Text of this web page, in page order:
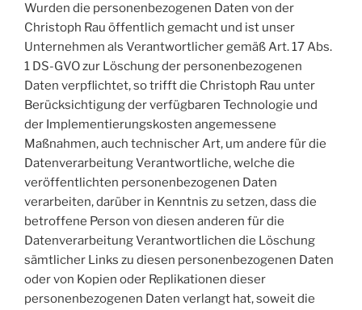
Wurden die personenbezogenen Daten von der
Christoph Rau öffentlich gemacht und ist unser
Unternehmen als Verantwortlicher gemäß Art. 17 Abs.
1 DS-GVO zur Löschung der personenbezogenen
Daten verpflichtet, so trifft die Christoph Rau unter
Berücksichtigung der verfügbaren Technologie und
der Implementierungskosten angemessene
Maßnahmen, auch technischer Art, um andere für die
Datenverarbeitung Verantwortliche, welche die
veröffentlichten personenbezogenen Daten
verarbeiten, darüber in Kenntnis zu setzen, dass die
betroffene Person von diesen anderen für die
Datenverarbeitung Verantwortlichen die Löschung
sämtlicher Links zu diesen personenbezogenen Daten
oder von Kopien oder Replikationen dieser
personenbezogenen Daten verlangt hat, soweit die